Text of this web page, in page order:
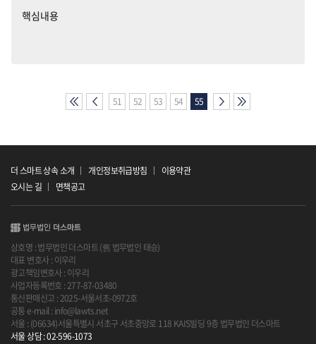
핵심내용
51 52 53 54 55
더 스마트 상속 소개 개인정보취급방침
이용약관
오시는 길
면책공고
상호명 : 법무법인 더스마트 (舊 법무법인 태승)
대표 변호사 : 이우리
광고책임변호사 : 이우리
사업자등록번호 : 277-87-03480
통신판매신고 : 2025-서울서초-0972호
공통 e-mail : info@lawts.net
서울 : (06634)서울특별시 서초구 서초중앙로 118 KAIS빌딩 9층 법무법인 더스마트
서울 상담 : 02-596-1073